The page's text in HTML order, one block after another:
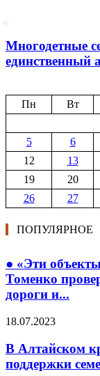
Многодетные
единственный
Пн
Вт
5
6
12
13
19
20
26
27
ПОПУЛЯРНОЕ
● «Эти
Томенко
дороги и...
18.07.2023
В Алтайском
поддержки